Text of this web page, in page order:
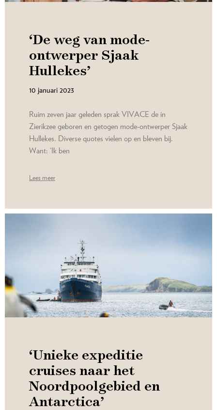
‘De weg van mode­
ontwerper Sjaak
Hullekes’
10 januari 2023
Ruim zeven jaar geleden sprak VIVACE de in
Zierikzee geboren en getogen mode-ontwerper Sjaak
Hullekes. Diverse quotes vielen op en bleven bij.
Want: ‘Ik ben
Lees meer
‘Unieke expeditie
cruises naar het
Noordpoolgebied en
Antarctica’